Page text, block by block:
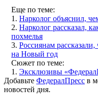
Еще по теме:
1. Нарколог объяснил,
2. Нарколог рассказал,
похмелья
3. Россиянам
на Новый год
Сюжет по теме:
1. Эксклюзивы
Добавьте ФедералПресс в
новостей дня.